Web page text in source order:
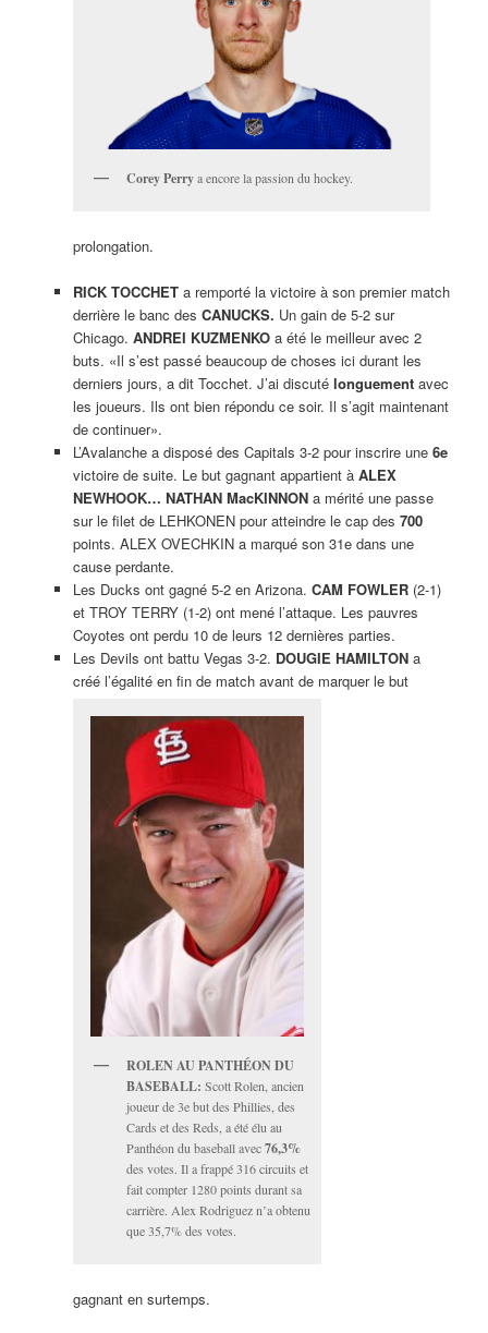
Corey Perrya encore la passion du hockey.
prolongation.
RICK TOCCHETa remporté la victoire à son premier match
derrière le banc des CANUCKS. Un gain de 5-2 sur
Chicago. ANDREI KUZMENKOa été le meilleur avec 2
buts. «Il s’est passé beaucoup de choses ici durant les
derniers jours, a dit Tocchet. J’ai discuté longuementavec
les joueurs. Ils ont bien répondu ce soir. Il s’agit maintenant
de continuer».
L’Avalanche a disposé des Capitals 3-2 pour inscrire une 6e
victoire de suite. Le but gagnant appartient à ALEX
NEWHOOK… NATHAN MacKINNONa mérité une passe
sur le filet de LEHKONEN pour atteindre le cap des 700
points. ALEX OVECHKIN a marqué son 31e dans une
cause perdante.
Les Ducks ont gagné 5-2 en Arizona. CAM FOWLER(2-1)
et TROY TERRY (1-2) ont mené l’attaque. Les pauvres
Coyotes ont perdu 10 de leurs 12 dernières parties.
Les Devils ont battu Vegas 3-2. DOUGIE HAMILTONa
créé l’égalité en fin de match avant de marquer le but
ROLEN AU PANTHÉON DU
BASEBALL: Scott Rolen, ancien
joueur de 3e but des Phillies, des
Cards et des Reds, a été élu au
Panthéon du baseball avec76,3%
des votes. Il a frappé 316 circuits et
fait compter 1280 points durant sa
carrière. Alex Rodriguez n’a obtenu
que 35,7% des votes.
gagnant en surtemps.